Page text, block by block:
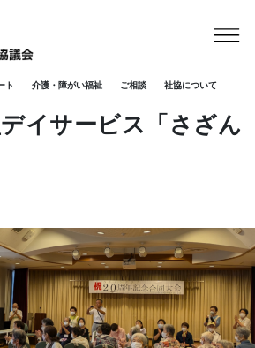
ト 介護・障がい福祉 ご相談 社協について
祝20周年 S型デイサービス「さざんかクラブ」
イサービス「さざん